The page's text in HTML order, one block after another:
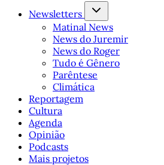
Newsletters
Matinal News
News do Juremir
News do Roger
Tudo é Gênero
Parêntese
Climática
Reportagem
Cultura
Agenda
Opinião
Podcasts
Mais projetos